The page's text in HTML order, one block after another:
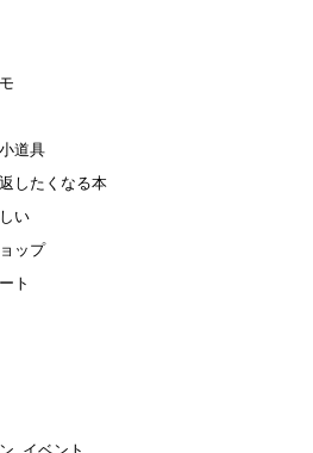
道具
したくなる本
い
ップ
ト